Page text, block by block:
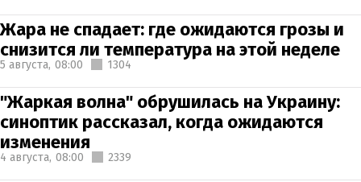
Жара не спадает: где ожидаются грозы и
снизится ли температура на этой неделе
5 августа, 08:00 1304
"Жаркая волна" обрушилась на Украину:
синоптик рассказал, когда ожидаются
изменения
4 августа, 08:00 2339